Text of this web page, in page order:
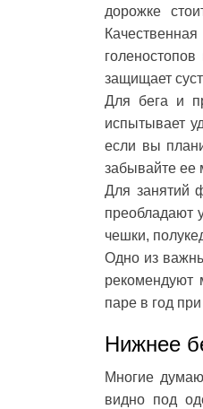
дорожке
защищает
Для бега и
испытывает
если вы
забывайте ее
Для занятий
преобладают
чешки,
Одно из
рекомендуют
паре в год
Нижнее
Многие
видно под